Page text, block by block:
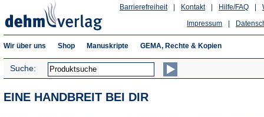
Hilfe/FAQ
Kontakt
Barrierefreiheit
Impressum
Wir über uns Shop Manuskripte GEMA, Rechte & Kopien
Suche:
EINE HANDBREIT BEI DIR